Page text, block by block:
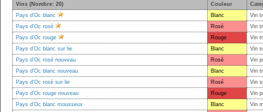
Vins (Nombre: 20) Couleur
Pays d'Oc blanc
Blanc
Vin
Pays d'Oc rosé
Rosé
Vin
Pays d'Oc rouge
Rouge
Vin
Pays d'Oc blanc sur lie
Blanc
Vin
Pays d'Oc rosé nouveau
Rosé
Vin
Pays d'Oc blanc nouveau
Blanc
Vin
Pays d'Oc rosé sur lie
Rosé
Vin
Pays d'Oc rouge nouveau
Rouge
Vin
Pays d'Oc blanc mousseux
Blanc
Vin